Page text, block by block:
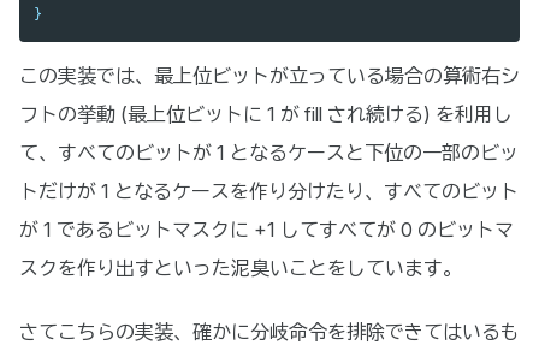
}
この実装では、最上位ビットが立っている場合の算術右シ
フトの挙動 (最上位ビットに 1 が fill され続ける) を利用し
て、すべてのビットが 1 となるケースと下位の一部のビッ
トだけが 1 となるケースを作り分けたり、すべてのビット
が 1 であるビットマスクに +1 してすべてが 0 のビットマ
スクを作り出すといった泥臭いことをしています。
さてこちらの実装、確かに分岐命令を排除できてはいるも